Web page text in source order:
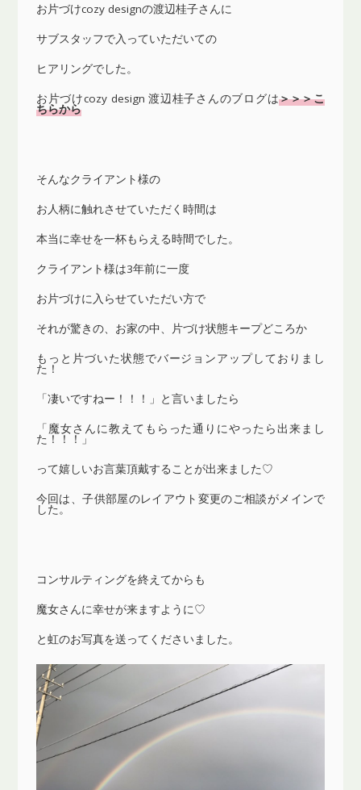
お片づけcozy designの渡辺桂子さんに
サブスタッフで入っていただいての
ヒアリングでした。
お片づけcozy design 渡辺桂子さんのブログは＞＞＞こ
ちらから
そんなクライアント様の
お人柄に触れさせていただく時間は
本当に幸せを一杯もらえる時間でした。
クライアント様は3年前に一度
お片づけに入らせていただい方で
それが驚きの、お家の中、片づけ状態キープどころか
もっと片づいた状態でバージョンアップしておりまし
た！
「凄いですねー！！！」と言いましたら
「魔女さんに教えてもらった通りにやったら出来まし
た！！！」
って嬉しいお言葉頂戴することが出来ました♡
今回は、子供部屋のレイアウト変更のご相談がメインで
した。
コンサルティングを終えてからも
魔女さんに幸せが来ますように♡
と虹のお写真を送ってくださいました。